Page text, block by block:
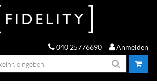
040 25776690 Anmelden